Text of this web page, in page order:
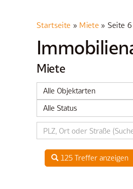
Startseite » Miete » Seite 6
Miete
Alle Objektarten
Alle Status
125 Treffer anzeigen